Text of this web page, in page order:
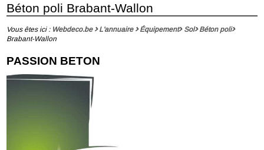
Béton poli Brabant-Wallon
Vous êtes ici : Webdeco.be L'annuaire Équipement Sol Béton poli
Brabant-Wallon
PASSION BETON